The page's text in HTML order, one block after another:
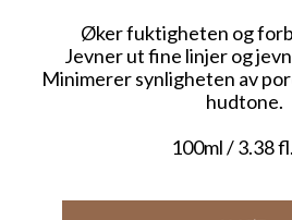
Øker fuktigheten og
Jevner ut fine linjer og
Minimerer synligheten av
hudtone.
100ml / 3.38